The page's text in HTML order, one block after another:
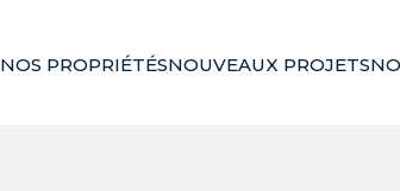
NOS PROPRIÉTÉSNOUVEAUX PROJETS